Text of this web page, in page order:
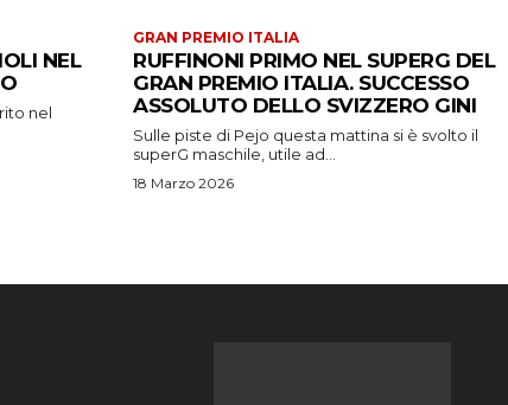
NEL
nel
GRAN PREMIO ITALIA
RUFFINONI PRIMO NEL SUPERG DEL
GRAN PREMIO ITALIA. SUCCESSO
ASSOLUTO DELLO SVIZZERO GINI
Sulle piste di Pejo questa mattina si è svolto il
superG maschile, utile ad...
18 Marzo 2026